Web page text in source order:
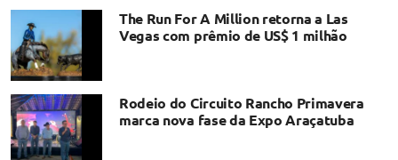
The Run For A Million retorna a Las
Vegas com prêmio de US$ 1 milhão
Rodeio do Circuito Rancho Primavera
marca nova fase da Expo Araçatuba